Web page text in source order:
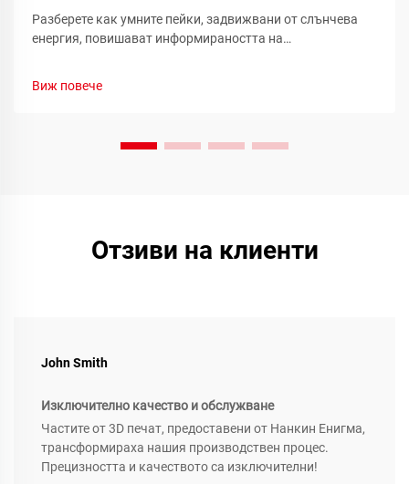
Разберете как умните пейки, задвижвани от слънчева
енергия, повишават информираността на
Виж повече
Отзиви на клиенти
John Smith
Изключително качество и обслужване
Частите от 3D печат, предоставени от Нанкин Енигма,
трансформираха нашия производствен процес.
Прецизността и качеството са изключителни!